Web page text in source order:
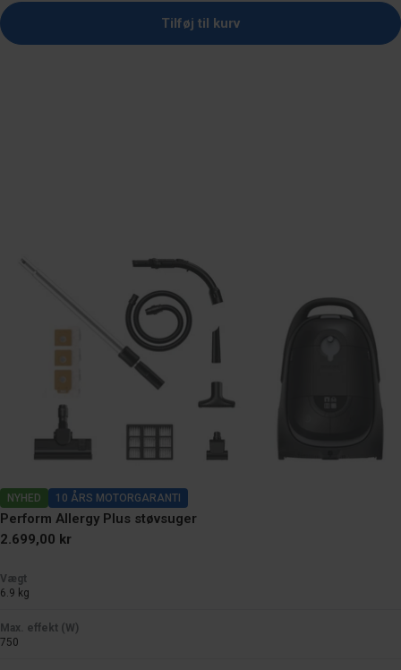
Tilføj til kurv
NYHED 10 ÅRS MOTORGARANTI
Perform Allergy Plus støvsuger
Normal
2.699,00 kr
Vægt
6.9 kg
Max. effekt (W)
750